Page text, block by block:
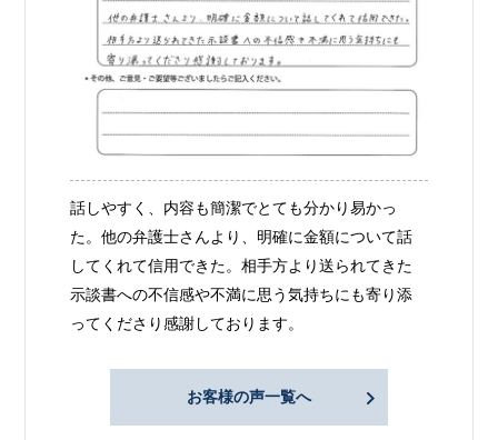
話しやすく、内容も簡潔でとても分かり易かっ
た。他の弁護士さんより、明確に金額について話
してくれて信用できた。相手方より送られてきた
示談書への不信感や不満に思う気持ちにも寄り添
ってくださり感謝しております。
お客様の声一覧へ